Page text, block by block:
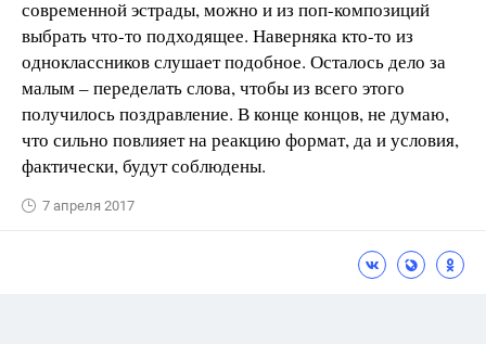
современной эстрады, можно и из поп-композиций
выбрать что-то подходящее. Наверняка кто-то из
одноклассников слушает подобное. Осталось дело за
малым – переделать слова, чтобы из всего этого
получилось поздравление. В конце концов, не думаю,
что сильно повлияет на реакцию формат, да и условия,
фактически, будут соблюдены.
7 апреля 2017